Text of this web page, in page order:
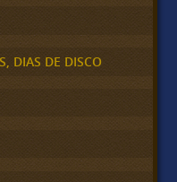
DIAS DE DISCO